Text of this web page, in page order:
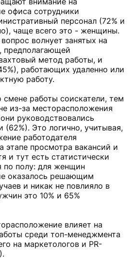
офиса сотрудники
персонал (72% и
чаще всего это - женщины.
волнует занятых на
предполагающей
метод работы, и
работающих удаленно или
работу.
работы соискатели, тем
из-за месторасположения
руководствовались
(62%). Это логично, учитывая,
работодателя
этапе просмотра вакансий и
и тут есть статистически
по полу: для женщин
оказалось решающим
и никак не повлияло в
это 10% и 65%
влияет на
среди топ-менеджмента
на маркетологов и PR-